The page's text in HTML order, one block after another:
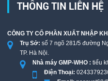
THÔNG TIN LIÊN HỆ
CÔNG TY CỔ PHẦN XUẤT NHẬP
Trụ Sở: số 7 ngõ 281/5 đường
TP. Hà Nội.
Nhà máy GMP-WHO : tiểu
Điện Thoại: